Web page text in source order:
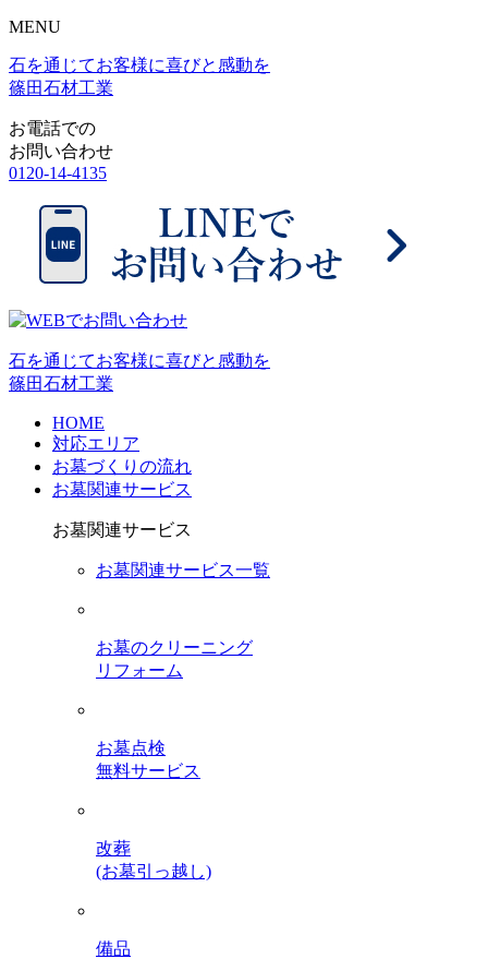
MENU
石を通じてお客様に喜びと感動を
篠田石材工業
お電話での
お問い合わせ
0120-14-4135
石を通じてお客様に喜びと感動を
篠田石材工業
HOME
対応エリア
お墓づくりの流れ
お墓関連サービス
お墓関連サービス
お墓関連サービス一覧
お墓のクリーニング
リフォーム
お墓点検
無料サービス
改葬
(お墓引っ越し)
備品